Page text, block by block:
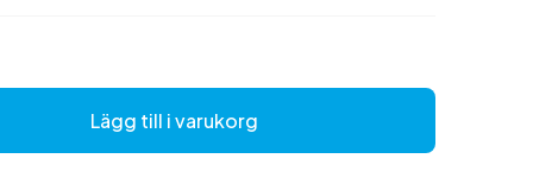
Lägg till i varukorg